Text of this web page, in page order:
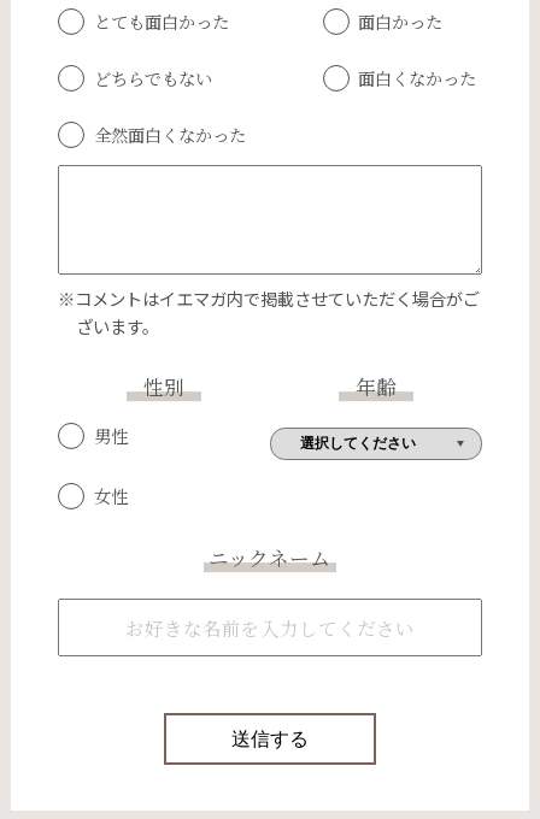
とても面白かった 面白かった
どちらでもない 面白くなかった
全然面白くなかった
※コメントはイエマガ内で掲載させていただく場合がご
ざいます。
性別
男性
女性
年齢
ニックネーム